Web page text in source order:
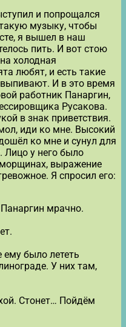
и попрощался
музыку, чтобы
я вышел в наш
пить. И вот стою
холодная
любят, и есть такие
И в это время
работник Панаргин,
Русакова.
в знак приветствия.
иди ко мне. Высокий
ко мне и сунул для
у него было
выражение
Я спросил его:
мрачно.
было лететь
У них там,
Стонет… Пойдём